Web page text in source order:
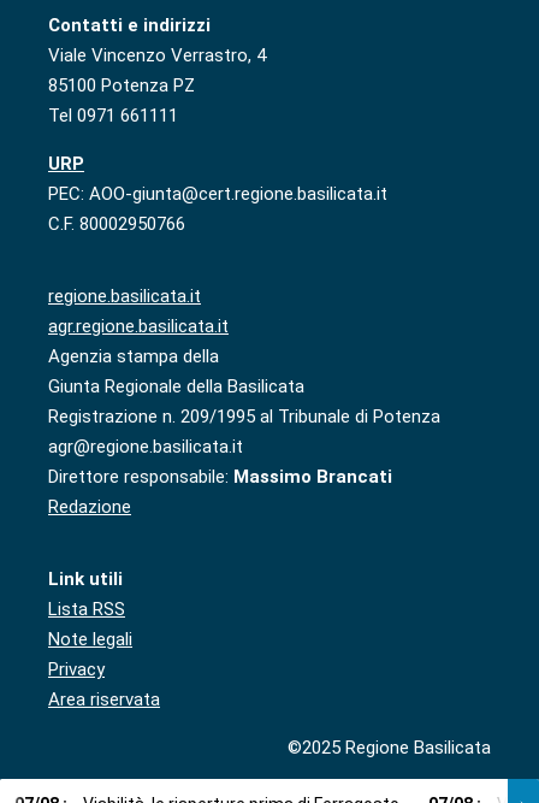
Contatti e indirizzi
Viale Vincenzo Verrastro, 4
85100 Potenza PZ
Tel 0971 661111
URP
PEC: AOO-giunta@cert.regione.basilicata.it
C.F. 80002950766
regione.basilicata.it
agr.regione.basilicata.it
Agenzia stampa della
Giunta Regionale della Basilicata
Registrazione n. 209/1995 al Tribunale di Potenza
agr@regione.basilicata.it
Direttore responsabile: Massimo Brancati
Redazione
Link utili
Lista RSS
Note legali
Privacy
Area riservata
©2025 Regione Basilicata